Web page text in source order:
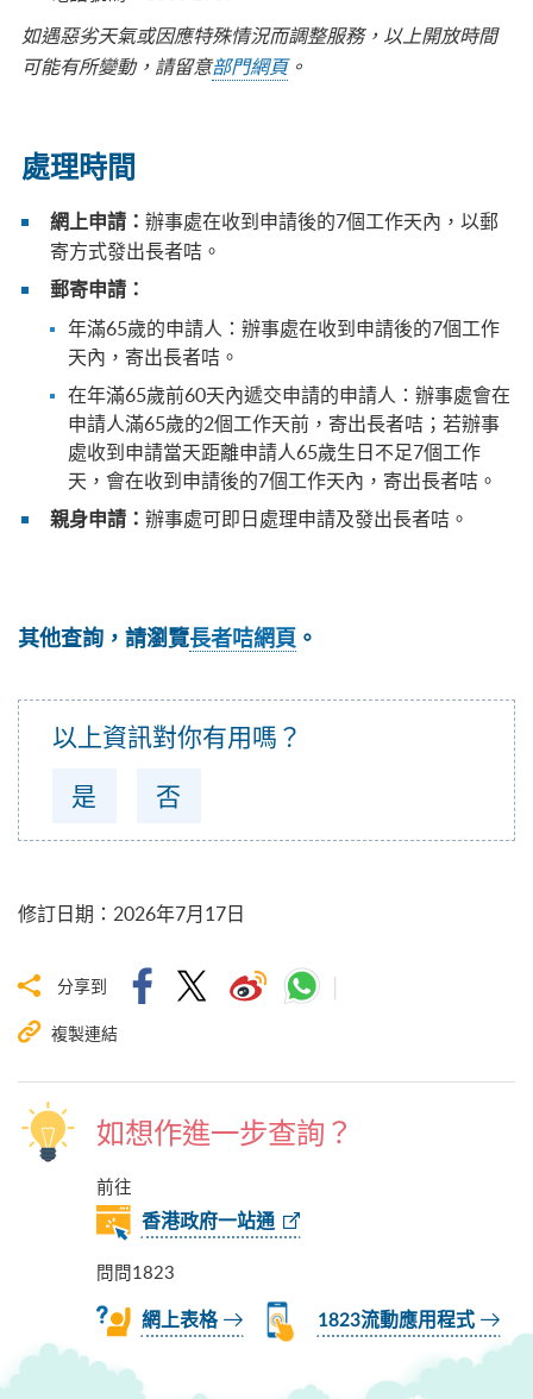
如遇惡劣天氣或因應特殊情況而調整服務，以上開放時間
可能有所變動，請留意部門網頁。
處理時間
網上申請： 辦事處在收到申請後的7個工作天內，以郵
寄方式發出長者咭。
郵寄申請：
年滿65歲的申請人：辦事處在收到申請後的7個工作
天內，寄出長者咭。
在年滿65歲前60天內遞交申請的申請人：辦事處會在
申請人滿65歲的2個工作天前，寄出長者咭；若辦事
處收到申請當天距離申請人65歲生日不足7個工作
天，會在收到申請後的7個工作天內，寄出長者咭。
親身申請： 辦事處可即日處理申請及發出長者咭。
其他查詢，請瀏覽長者咭網頁 。
以上資訊對你有用嗎？
是
否
修訂日期 ： 2026年7月17日
分享到
複製連結
如想作進一步查詢？
前往
香港政府一站通
問問1823
網上表格 1823流動應用程式